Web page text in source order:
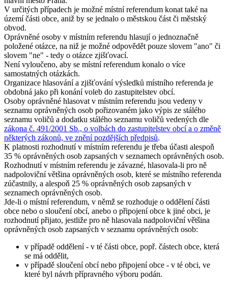
V určitých případech je možné místní referendum konat také na
území části obce, aniž by se jednalo o městskou část či městský
obvod.
Oprávněné osoby v místním referendu hlasují o jednoznačně
položené otázce, na niž je možné odpovědět pouze slovem "ano" či
slovem "ne" - tedy o otázce zjišťovací.
Není vyloučeno, aby se místní referendum konalo o více
samostatných otázkách.
Organizace hlasování a zjišťování výsledků místního referenda je
obdobná jako při konání voleb do zastupitelstev obcí.
Osoby oprávněné hlasovat v místním referendu jsou vedeny v
seznamu oprávněných osob pořizovaném jako výpis ze stálého
seznamu voličů a dodatku stálého seznamu voličů vedených dle
zákona č. 491/2001 Sb., o volbách do zastupitelstev obcí a o změně
některých zákonů, ve znění pozdějších předpisů.
K platnosti rozhodnutí v místním referendu je třeba účasti alespoň
35 % oprávněných osob zapsaných v seznamech oprávněných osob.
Rozhodnutí v místním referendu je závazné, hlasovala-li pro ně
nadpoloviční většina oprávněných osob, které se místního referenda
zúčastnily, a alespoň 25 % oprávněných osob zapsaných v
seznamech oprávněných osob.
Jde-li o místní referendum, v němž se rozhoduje o oddělení části
obce nebo o sloučení obcí, anebo o připojení obce k jiné obci, je
rozhodnutí přijato, jestliže pro ně hlasovala nadpoloviční většina
oprávněných osob zapsaných v seznamu oprávněných osob:
v případě oddělení - v té části obce, popř. částech obce, která
se má oddělit,
v případě sloučení obcí nebo připojení obce - v té obci, ve
které byl návrh přípravného výboru podán.